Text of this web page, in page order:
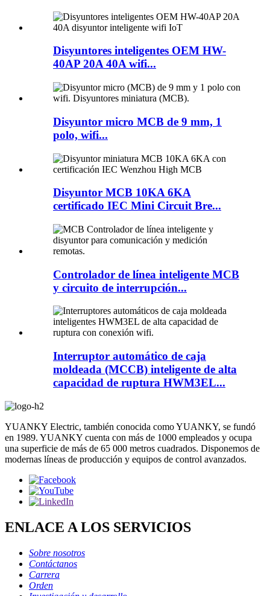
Disyuntores inteligentes OEM HW-
40AP 20A 40A wifi...
Disyuntor micro MCB de 9 mm, 1
polo, wifi...
Disyuntor MCB 10KA 6KA
certificado IEC Mini Circuit Bre...
Controlador de línea inteligente MCB
y circuito de interrupción...
Interruptor automático de caja
moldeada (MCCB) inteligente de alta
capacidad de ruptura HWM3EL...
YUANKY Electric, también conocida como YUANKY, se fundó
en 1989. YUANKY cuenta con más de 1000 empleados y ocupa
una superficie de más de 65 000 metros cuadrados. Disponemos de
modernas líneas de producción y equipos de control avanzados.
ENLACE A LOS SERVICIOS
Sobre nosotros
Contáctanos
Carrera
Orden